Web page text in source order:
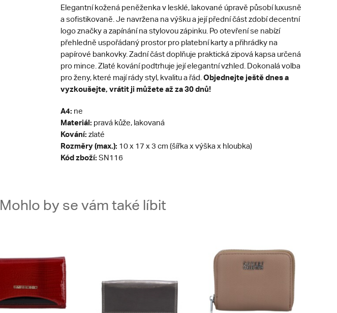
Elegantní kožená peněženka v lesklé, lakované úpravě působí luxusně
a sofistikovaně. Je navržena na výšku a její přední část zdobí decentní
logo značky a zapínání na stylovou zápinku. Po otevření se nabízí
přehledně uspořádaný prostor pro platební karty a přihrádky na
papírové bankovky. Zadní část doplňuje praktická zipová kapsa určená
pro mince. Zlaté kování podtrhuje její elegantní vzhled. Dokonalá volba
pro ženy, které mají rády styl, kvalitu a řád. Objednejte ještě dnes a
vyzkoušejte, vrátit ji můžete až za 30 dnů!
A4: ne
Materiál: pravá kůže, lakovaná
Kování: zlaté
Rozměry (max.): 10 x 17 x 3 cm (šířka x výška x hloubka)
Kód zboží: SN116
Mohlo by se vám také líbit